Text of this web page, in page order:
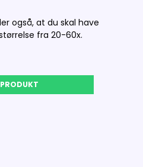
også, at du skal have
fra 20-60x.